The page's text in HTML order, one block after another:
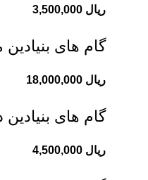
ریال
گام های
ریال
گام های
ریال